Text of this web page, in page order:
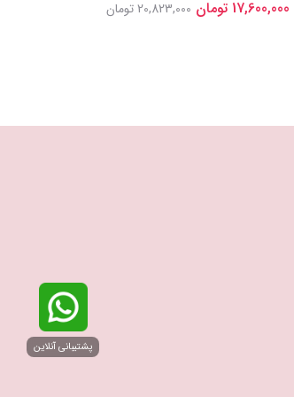
17,600,000 تومان 20,823,000 تومان
پشتیبانی آنلاین